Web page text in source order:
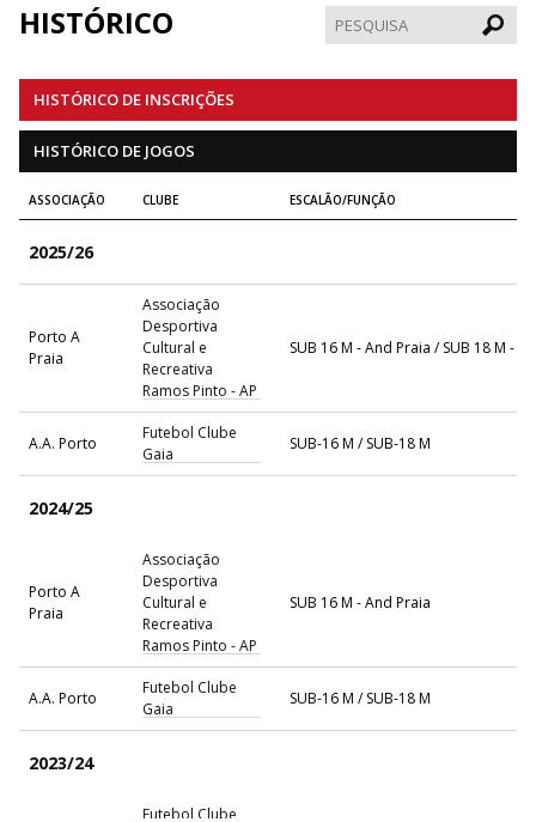
HISTÓRICO
HISTÓRICO DE INSCRIÇÕES
HISTÓRICO DE JOGOS
ASSOCIAÇÃO CLUBE ESCALÃO/FUNÇÃO
2025/26
Porto A
Praia
Associação
Desportiva
Cultural e
Recreativa
Ramos Pinto - AP
SUB 16 M - And Praia / SUB 18 M -
A.A. Porto
Futebol Clube
Gaia
SUB-16 M / SUB-18 M
2024/25
Porto A
Praia
Associação
Desportiva
Cultural e
Recreativa
Ramos Pinto - AP
SUB 16 M - And Praia
A.A. Porto
Futebol Clube
Gaia
SUB-16 M / SUB-18 M
2023/24
Futebol Clube